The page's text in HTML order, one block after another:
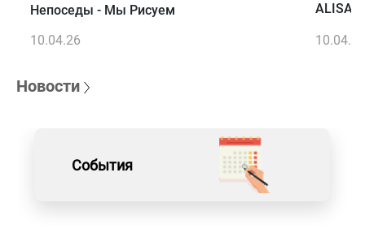
Непоседы - Мы Рисуем
10.04.26
ALISA
10.04.26
Новости
События